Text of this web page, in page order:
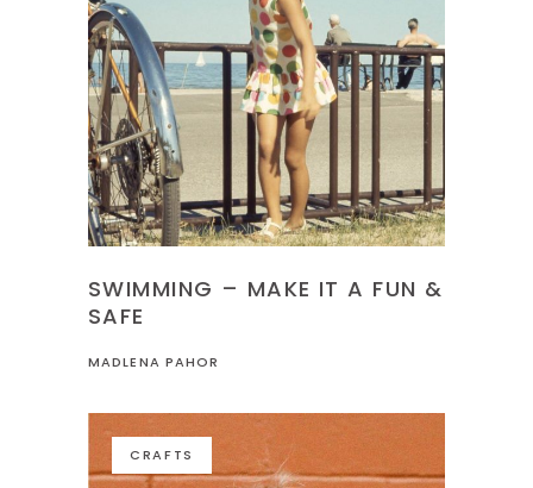
SWIMMING – MAKE IT A FUN &
SAFE
MADLENA PAHOR
CRAFTS